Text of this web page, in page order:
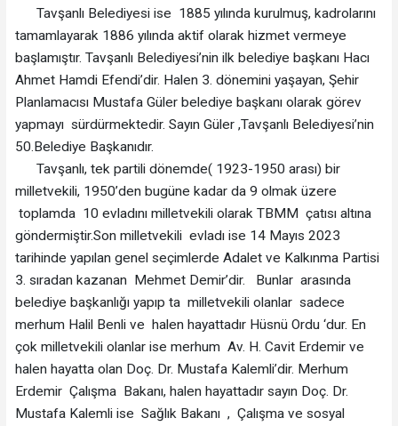
Tavşanlı Belediyesi ise 1885 yılında kurulmuş, kadrolarını
tamamlayarak 1886 yılında aktif olarak hizmet vermeye
başlamıştır. Tavşanlı Belediyesi’nin ilk belediye başkanı Hacı
Ahmet Hamdi Efendi’dir. Halen 3. dönemini yaşayan, Şehir
Planlamacısı Mustafa Güler belediye başkanı olarak görev
yapmayı sürdürmektedir. Sayın Güler ,Tavşanlı Belediyesi’nin
50.Belediye Başkanıdır.
Tavşanlı, tek partili dönemde( 1923-1950 arası) bir
milletvekili, 1950’den bugüne kadar da 9 olmak üzere
toplamda 10 evladını milletvekili olarak TBMM çatısı altına
göndermiştir.Son milletvekili evladı ise 14 Mayıs 2023
tarihinde yapılan genel seçimlerde Adalet ve Kalkınma Partisi
3. sıradan kazanan Mehmet Demir’dir. Bunlar arasında
belediye başkanlığı yapıp ta milletvekili olanlar sadece
merhum Halil Benli ve halen hayattadır Hüsnü Ordu ‘dur. En
çok milletvekili olanlar ise merhum Av. H. Cavit Erdemir ve
halen hayatta olan Doç. Dr. Mustafa Kalemli’dir. Merhum
Erdemir Çalışma Bakanı, halen hayattadır sayın Doç. Dr.
Mustafa Kalemli ise Sağlık Bakanı , Çalışma ve sosyal